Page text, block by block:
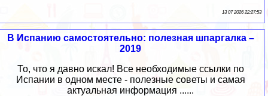
13 07 2026 22:27:53
В Испанию самостоятельно: полезная шпаргалка –
2019
То, что я давно искал! Все необходимые ссылки по
Испании в одном месте - полезные советы и самая
актуальная информация ......